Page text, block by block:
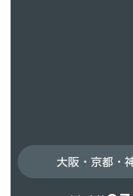
大阪・京都・